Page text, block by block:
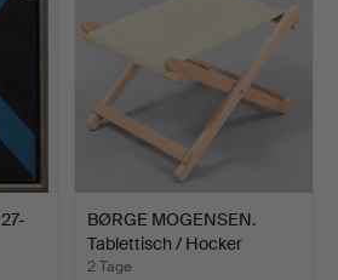
BØRGE MOGENSEN.
Tablettisch / Hocker
Herge…
2 Tage